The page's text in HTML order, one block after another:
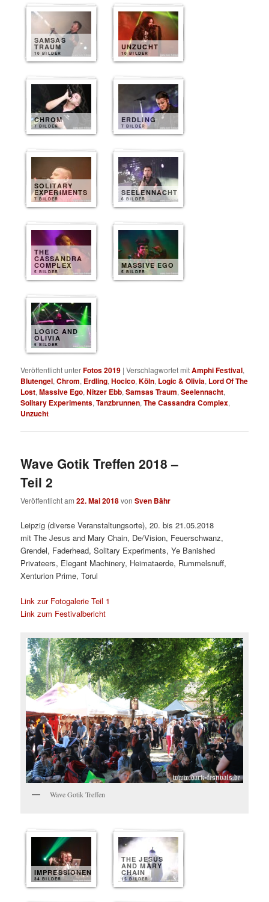
SAMSAS
TRAUM
10 BILDER
UNZUCHT
10 BILDER
CHROM
7 BILDER
ERDLING
7 BILDER
SOLITARY
EXPERIMENTS
7 BILDER
SEELENNACHT
6 BILDER
THE
CASSANDRA
COMPLEX
5 BILDER
MASSIVE EGO
5 BILDER
LOGIC AND
OLIVIA
5 BILDER
Veröffentlicht unterFotos 2019 |Verschlagwortet mitAmphi Festival,
Blutengel,Chrom, Erdling,Hocico,Köln, Logic & Olivia, Lord Of The
Lost,Massive Ego,Nitzer Ebb,Samsas Traum,Seelennacht,
Solitary Experiments,Tanzbrunnen,The Cassandra Complex,
Unzucht
Wave Gotik Treffen 2018 –
Teil 2
Veröffentlicht am22. Mai 2018vonSven Bähr
Leipzig (diverse Veranstaltungsorte), 20. bis 21.05.2018
mit The Jesus and Mary Chain, De/Vision, Feuerschwanz,
Grendel, Faderhead, Solitary Experiments, Ye Banished
Privateers, Elegant Machinery, Heimataerde, Rummelsnuff,
Xenturion Prime, Torul
Link zur Fotogalerie Teil 1
Link zum Festivalbericht
Wave Gotik Treffen
IMPRESSIONEN
34 BILDER
THE JESUS
AND MARY
CHAIN
15 BILDER